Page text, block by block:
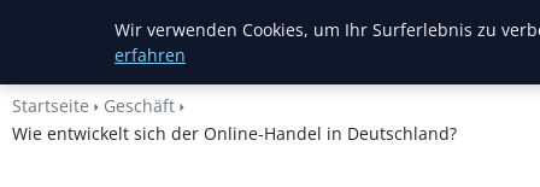
Heide Rundum
Startseite
Geschäft
Wie entwickelt sich der Online-Handel in Deutschland?
Wir verwenden Cookies, um Ihr Surferlebnis zu
erfahren